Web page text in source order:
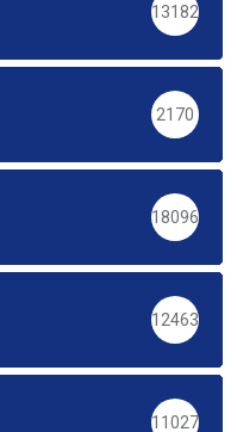
13182
2170
18096
12463
11027